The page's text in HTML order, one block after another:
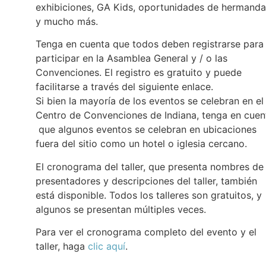
exhibiciones, GA Kids, oportunidades de
y mucho más.
Tenga en cuenta que todos deben registrarse para
participar en la Asamblea General y / o las
Convenciones. El registro es gratuito y puede
facilitarse a través del siguiente enlace.
Si bien la mayoría de los eventos se celebran en el
Centro de Convenciones de Indiana, tenga en
que algunos eventos se celebran en ubicaciones
fuera del sitio como un hotel o iglesia cercano.
El cronograma del taller, que presenta nombres de
presentadores y descripciones del taller, también
está disponible. Todos los talleres son gratuitos, y
algunos se presentan múltiples veces.
Para ver el cronograma completo del evento y el
taller, haga clic aquí.